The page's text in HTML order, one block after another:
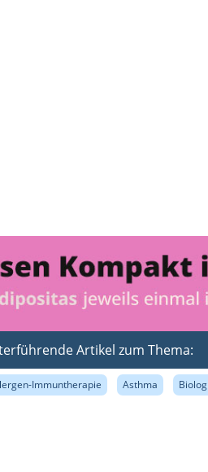
Artikel zum Thema:
Immuntherapie Asthma